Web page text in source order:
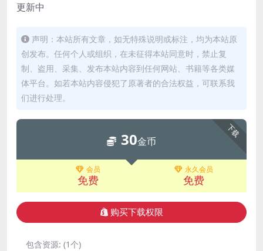
更新中
声明：本站所有文章，如无特殊说明或标注，均为本站原
创发布。任何个人或组织，在未征得本站同意时，禁止复
制、盗用、采集、发布本站内容到任何网站、书籍等各类媒
体平台。如若本站内容侵犯了原著者的合法权益，可联系我
们进行处理。
下载
30金币
会员
免费
永久会员
免费
购买下载权限
包含资源: (1个)